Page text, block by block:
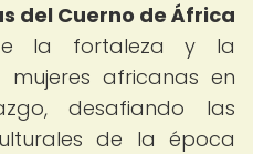
del Cuerno de África
la fortaleza y ​​la
africanas en
desafiando las
de la época